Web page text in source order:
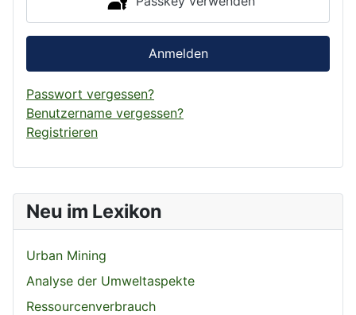
Neu im Lexikon
Urban Mining
Analyse der Umweltaspekte
Ressourcenverbrauch
Anmelden
Passwort vergessen?
Benutzername vergessen?
Registrieren